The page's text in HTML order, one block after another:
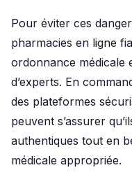
Pour éviter ces
pharmacies en ligne
ordonnance médicale
d’experts. En
des plateformes
peuvent s’assurer
authentiques tout en
médicale appropriée.